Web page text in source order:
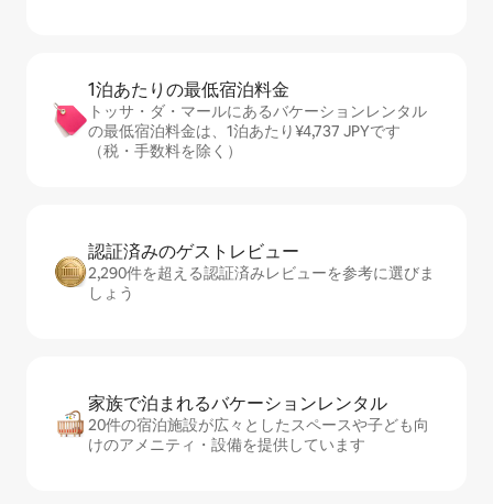
1泊あたりの最⁠低⁠宿⁠泊⁠料⁠金
トッサ・ダ・マールにあるバケーションレンタル
の最低宿泊料金は、1泊あたり¥4,737 JPYです
（税・手数料を除く）
認証済みのゲ⁠ス⁠ト⁠レ⁠ビ⁠ュ⁠ー
2,290件を超える認証済みレビューを参考に選びま
しょう
家族で泊まれるバ⁠ケ⁠ー⁠シ⁠ョ⁠ンレ⁠ン⁠タ⁠ル
20件の宿泊施設が広々としたスペースや子ども向
けのアメニティ・設備を提供しています